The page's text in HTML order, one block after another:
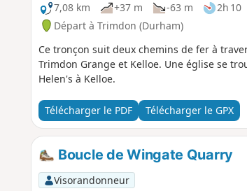
7,08 km
+37 m -63 m 2h 10
Départ à Trimdon (Durham)
Ce tronçon suit deux chemins de fer à
Trimdon Grange et Kelloe. Une église se
Helen's à Kelloe.
Télécharger le PDF Télécharger le GPX
Boucle de Wingate Quarry
Visorandonneur